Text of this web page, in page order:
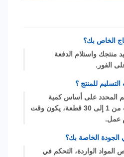
بك؟
واستلام الدفعة
للمنتج ؟
على أساس كمية
الطلب الخاص بك. للطلبات من 1 إلى 30 قطعة، يكون وقت
الخاصة بك؟
الواردة، التحكم في